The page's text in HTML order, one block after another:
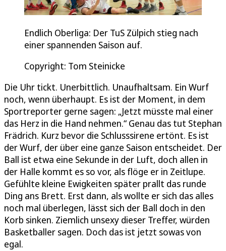
Endlich Oberliga: Der TuS Zülpich stieg nach
einer spannenden Saison auf.
Copyright: Tom Steinicke
Die Uhr tickt. Unerbittlich. Unaufhaltsam. Ein Wurf
noch, wenn überhaupt. Es ist der Moment, in dem
Sportreporter gerne sagen: „Jetzt müsste mal einer
das Herz in die Hand nehmen.“ Genau das tut Stephan
Frädrich. Kurz bevor die Schlusssirene ertönt. Es ist
der Wurf, der über eine ganze Saison entscheidet. Der
Ball ist etwa eine Sekunde in der Luft, doch allen in
der Halle kommt es so vor, als flöge er in Zeitlupe.
Gefühlte kleine Ewigkeiten später prallt das runde
Ding ans Brett. Erst dann, als wollte er sich das alles
noch mal überlegen, lässt sich der Ball doch in den
Korb sinken. Ziemlich unsexy dieser Treffer, würden
Basketballer sagen. Doch das ist jetzt sowas von
egal.